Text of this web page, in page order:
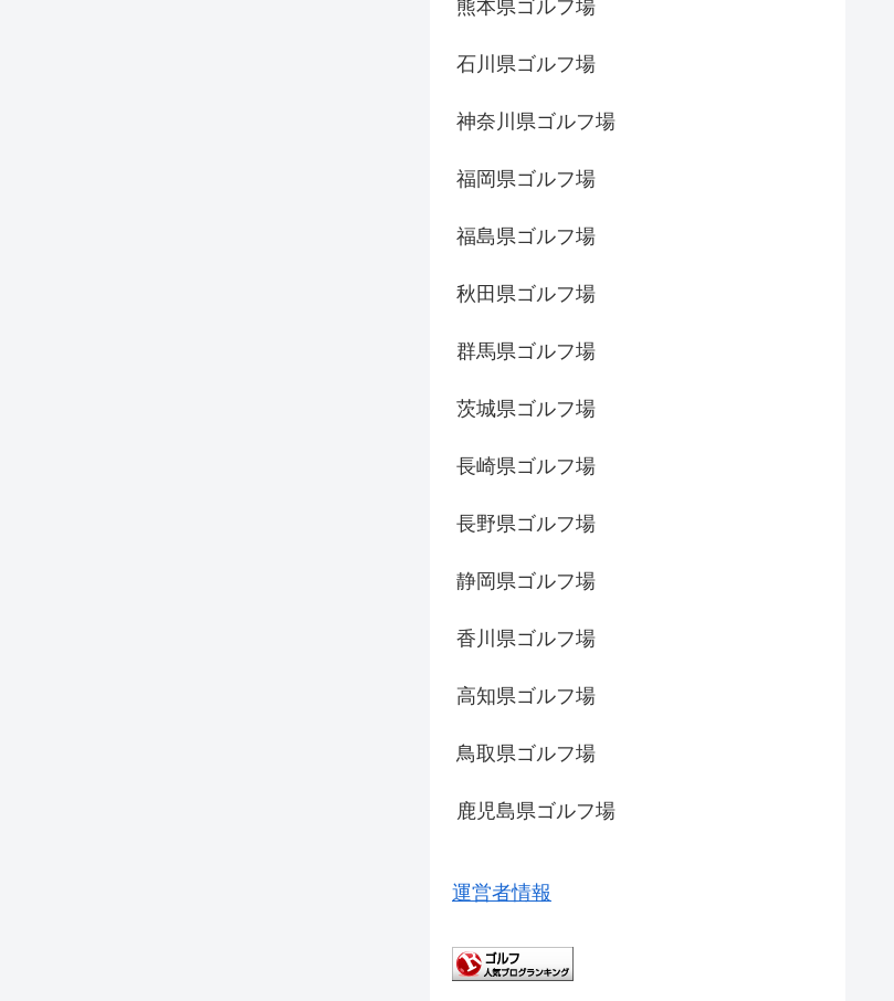
熊本県ゴルフ場
石川県ゴルフ場
神奈川県ゴルフ場
福岡県ゴルフ場
福島県ゴルフ場
秋田県ゴルフ場
群馬県ゴルフ場
茨城県ゴルフ場
長崎県ゴルフ場
長野県ゴルフ場
静岡県ゴルフ場
香川県ゴルフ場
高知県ゴルフ場
鳥取県ゴルフ場
鹿児島県ゴルフ場
運営者情報